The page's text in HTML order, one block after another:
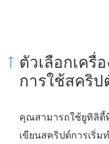
ตัวเลือกเครื่
การใช้สคริ
คุณสามารถใช้ยูทิลิตี้
เขียนสคริปต์การเริ่ม